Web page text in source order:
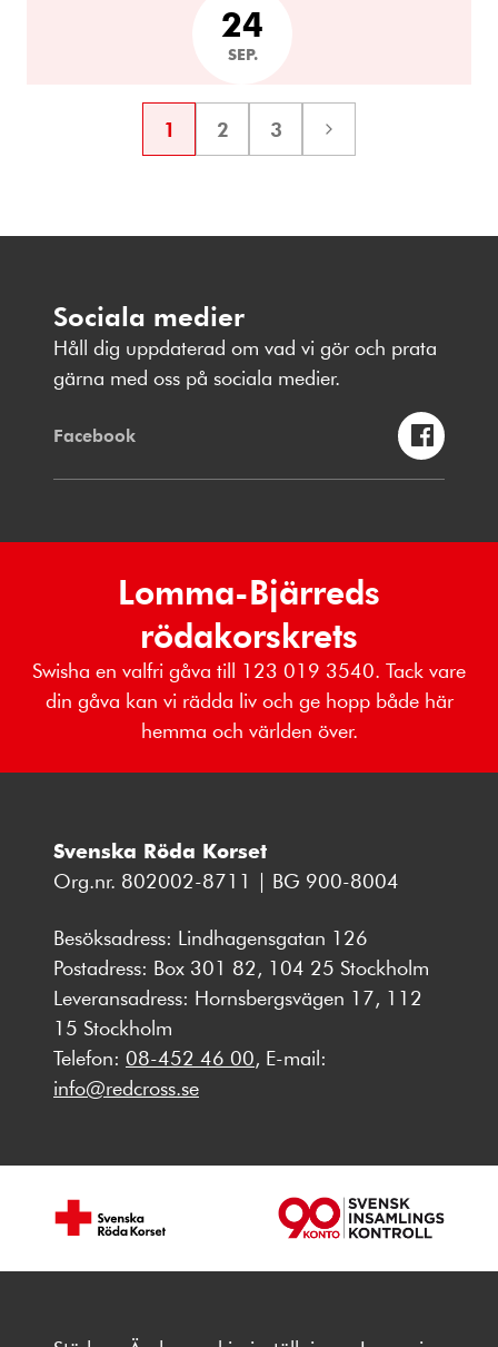
24
SEP.
Sida
1 Sida
2 Sida
3
Nästa
Sociala medier
Håll dig uppdaterad om vad vi gör och prata
gärna med oss på sociala medier.
Facebook
Lomma-Bjärreds
rödakorskrets
Swisha en valfri gåva till 123 019 3540. Tack vare
din gåva kan vi rädda liv och ge hopp både här
hemma och världen över.
Svenska Röda Korset
Org.nr. 802002-8711 | BG 900-8004
Besöksadress: Lindhagensgatan 126
Postadress: Box 301 82, 104 25 Stockholm
Leveransadress: Hornsbergsvägen 17, 112
15 Stockholm
Telefon: 08-452 46 00, E-mail:
info@redcross.se